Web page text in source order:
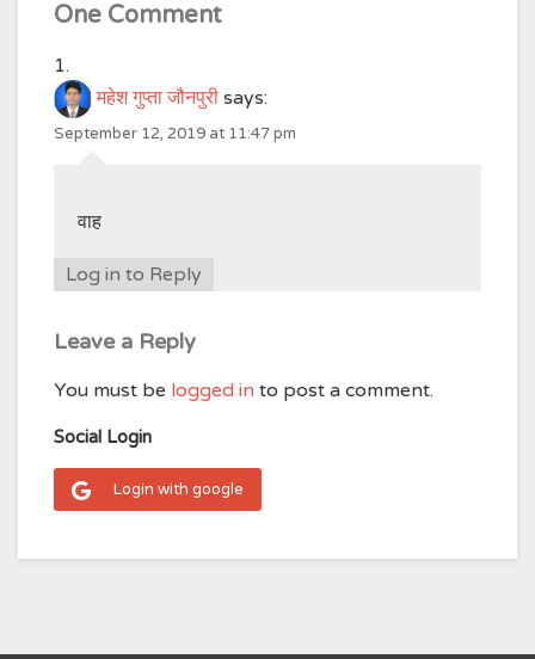
One Comment
महेश गुप्ता जौनपुरी says:
September 12, 2019 at 11:47 pm
वाह
Log in to Reply
Leave a Reply
You must be logged in to post a comment.
Social Login
Login with google